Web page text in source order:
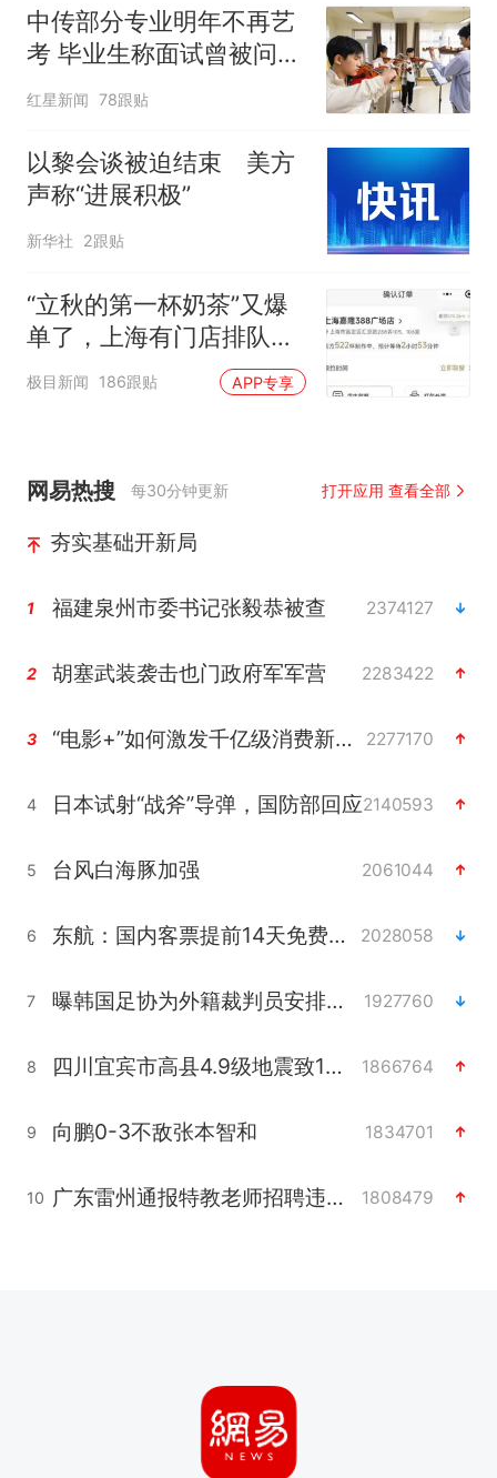
中传部分专业明年不再艺
考 毕业生称面试曾被问
“如何策划晚会” 专家：遏
红星新闻 78跟贴
以黎会谈被迫结束 美方
声称“进展积极”
新华社 2跟贴
“立秋的第一杯奶茶”又爆
单了，上海有门店排队超
500杯，店员：今天奶茶
店都很忙，要等2个多小
极目新闻 186跟贴 APP专享
网易热搜 每30分钟更新 打开应用 查看全部
夯实基础开新局
1 福建泉州市委书记张毅恭被查 2374127
2 胡塞武装袭击也门政府军军营 2283422
3 “电影+”如何激发千亿级消费新活力？ 2277170
4 日本试射“战斧”导弹，国防部回应2140593
5 台风白海豚加强 2061044
6 东航：国内客票提前14天免费退改 2028058
7 曝韩国足协为外籍裁判员安排色情招待 1927760
8 四川宜宾市高县4.9级地震致1人死亡 1866764
9 向鹏0-3不敌张本智和 1834701
10 广东雷州通报特教老师招聘违规事件 1808479